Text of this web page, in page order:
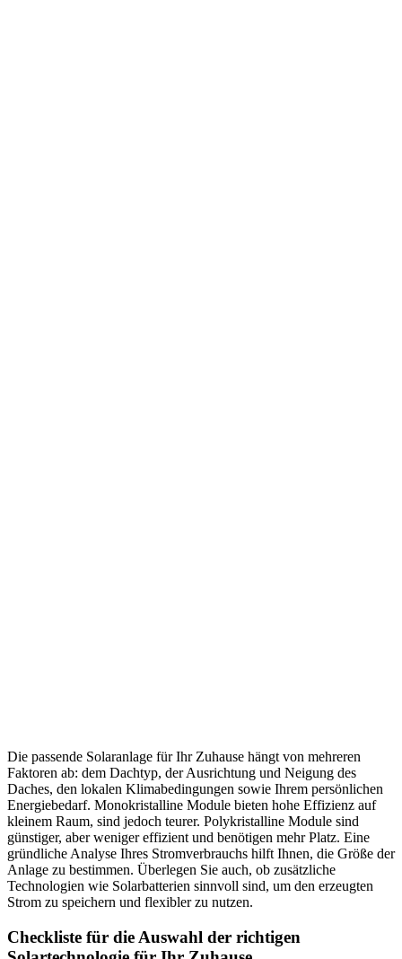
Die passende Solaranlage für Ihr Zuhause hängt von mehreren
Faktoren ab: dem Dachtyp, der Ausrichtung und Neigung des
Daches, den lokalen Klimabedingungen sowie Ihrem persönlichen
Energiebedarf. Monokristalline Module bieten hohe Effizienz auf
kleinem Raum, sind jedoch teurer. Polykristalline Module sind
günstiger, aber weniger effizient und benötigen mehr Platz. Eine
gründliche Analyse Ihres Stromverbrauchs hilft Ihnen, die Größe der
Anlage zu bestimmen. Überlegen Sie auch, ob zusätzliche
Technologien wie Solarbatterien sinnvoll sind, um den erzeugten
Strom zu speichern und flexibler zu nutzen.
Checkliste für die Auswahl der richtigen